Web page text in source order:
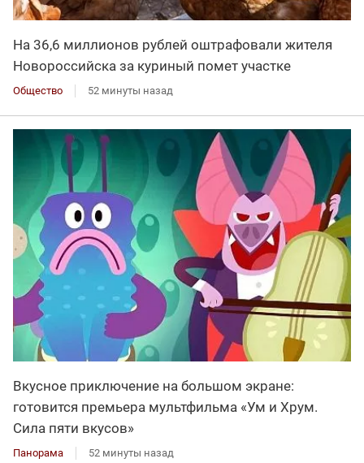
На 36,6 миллионов рублей оштрафовали жителя
Новороссийска за куриный помет участке
Общество 52 минуты назад
Вкусное приключение на большом экране:
готовится премьера мультфильма «Ум и Хрум.
Сила пяти вкусов»
Панорама 52 минуты назад